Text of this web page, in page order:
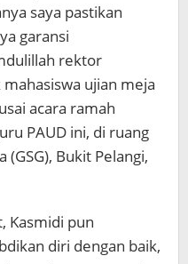
saya pastikan
garansi
rektor
ujian meja
acara ramah
PAUD ini, di ruang
(GSG), Bukit Pelangi,
Kasmidi pun
diri dengan baik,